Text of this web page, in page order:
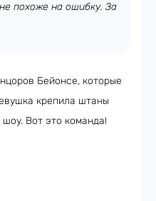
похоже на ошибку. За
Бейонсе, которые
крепила штаны
Вот это команда!